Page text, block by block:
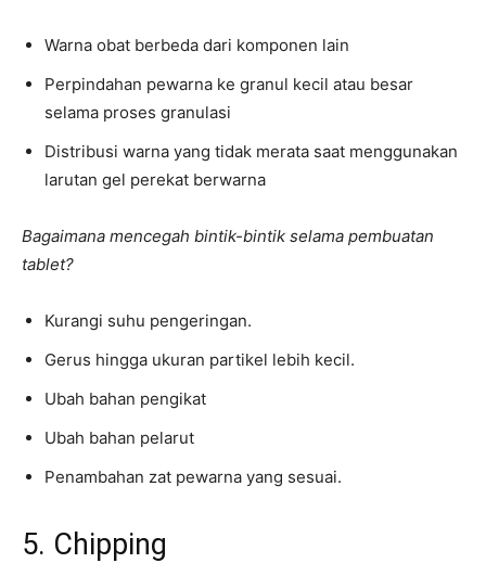
Warna obat berbeda dari komponen lain
Perpindahan pewarna ke granul kecil atau besar
selama proses granulasi
Distribusi warna yang tidak merata saat menggunakan
larutan gel perekat berwarna
Bagaimana mencegah bintik-bintik selama pembuatan
tablet?
Kurangi suhu pengeringan.
Gerus hingga ukuran partikel lebih kecil.
Ubah bahan pengikat
Ubah bahan pelarut
Penambahan zat pewarna yang sesuai.
5. Chipping